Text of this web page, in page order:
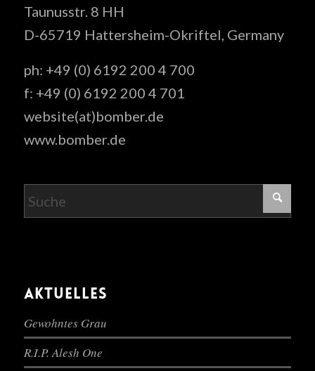
Taunusstr. 8 HH
D-65719 Hattersheim-Okriftel, Germany
ph: +49 (0) 6192 200 4 700
f: +49 (0) 6192 200 4 701
website(at)bomber.de
www.bomber.de
AKTUELLES
Gewohntes Grau
R.I.P. Alesh One